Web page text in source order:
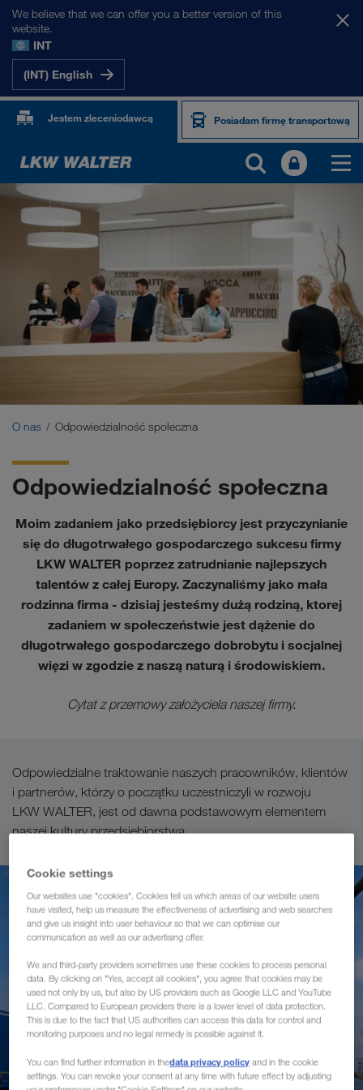
We believe that we can offer you a better version of this
website.
INT
(INT) English
Jestem zleceniodawcą Posiadam firmę transportową
O NAS
Informacje o firmie
SHEQ-Management
Odpowiedzialność społeczna
Compliance
WALTER GROUP
Praca & Kariera
O nas Odpowiedzialność społeczna
Odpowiedzialność społeczna
Moim zadaniem jako przedsiębiorcy jest przyczynianie
się do długotrwałego gospodarczego sukcesu firmy
LKW WALTER poprzez zatrudnianie najlepszych
talentów z całej Europy. Zaczynaliśmy jako mała
rodzinna firma - dzisiaj jesteśmy dużą rodziną, ktorej
zadaniem w społeczeństwie jest dążenie do
długotrwałego gospodarczego dobrobytu i socjalnej
więzi w zgodzie z naszą naturą i środowiskiem.
Cytat z przemowy założyciela naszej firmy.
Odpowiedzialne traktowanie naszych pracowników, klientów
i partnerów, którzy o początku uczestniczyli w rozwoju
LKW WALTER, jest od dawna podstawowym elementem
naszej kultury przedsiębiorstwa.
Cookie settings
Our websites use "cookies". Cookies tell us which areas of our website users
have visited, help us measure the effectiveness of advertising and web searches
and give us insight into user behaviour so that we can optimise our
communication as well as our advertising offer.
We and third-party providers sometimes use these cookies to process personal
data. By clicking on "Yes, accept all cookies", you agree that cookies may be
used not only by us, but also by US providers such as Google LLC and YouTube
LLC. Compared to European providers there is a lower level of data protection.
This is due to the fact that US authorities can access this data for control and
monitoring purposes and no legal remedy is possible against it.
You can find further information in thedata privacy policy and in the cookie
settings. You can revoke your consent at any time with future effect by adjusting